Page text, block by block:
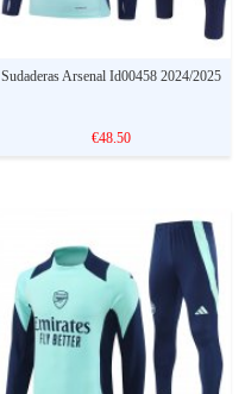
Sudaderas Arsenal Id00458 2024/2025
€48.50